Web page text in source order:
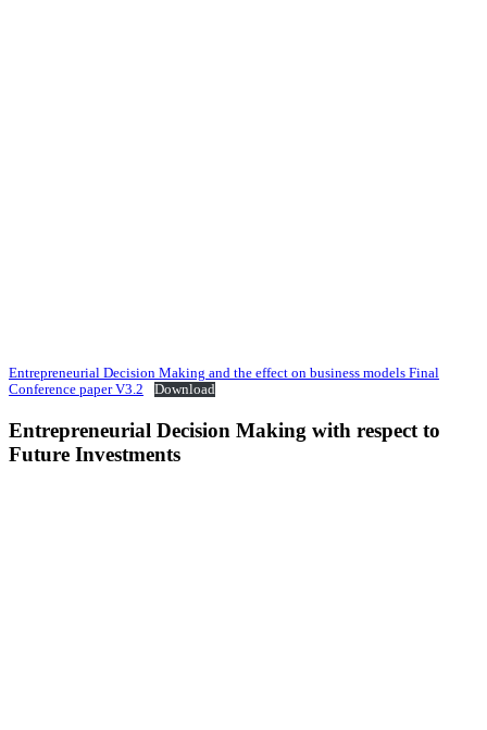
Entrepreneurial Decision Making and the effect on business models Final
Conference paper V3.2
Download
Entrepreneurial Decision Making with respect to
Future Investments